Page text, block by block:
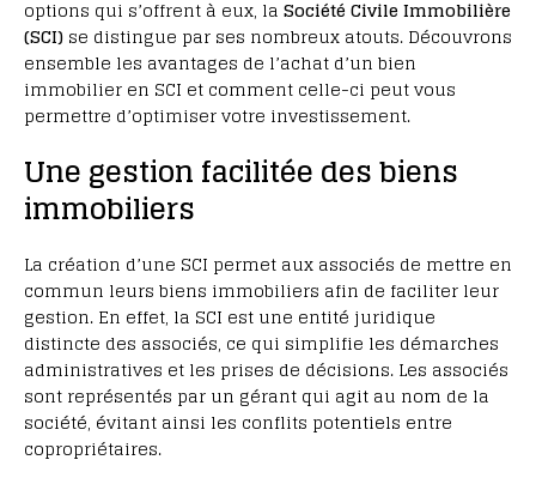
options qui s’offrent à eux, la Société Civile Immobilière
(SCI) se distingue par ses nombreux atouts. Découvrons
ensemble les avantages de l’achat d’un bien
immobilier en SCI et comment celle-ci peut vous
permettre d’optimiser votre investissement.
Une gestion facilitée des biens
immobiliers
La création d’une SCI permet aux associés de mettre en
commun leurs biens immobiliers afin de faciliter leur
gestion. En effet, la SCI est une entité juridique
distincte des associés, ce qui simplifie les démarches
administratives et les prises de décisions. Les associés
sont représentés par un gérant qui agit au nom de la
société, évitant ainsi les conflits potentiels entre
copropriétaires.